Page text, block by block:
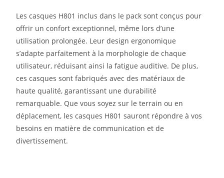
Les casques H801 inclus dans le pack sont conçus pour
offrir un confort exceptionnel, même lors d’une
utilisation prolongée. Leur design ergonomique
s’adapte parfaitement à la morphologie de chaque
utilisateur, réduisant ainsi la fatigue auditive. De plus,
ces casques sont fabriqués avec des matériaux de
haute qualité, garantissant une durabilité
remarquable. Que vous soyez sur le terrain ou en
déplacement, les casques H801 sauront répondre à vos
besoins en matière de communication et de
divertissement.